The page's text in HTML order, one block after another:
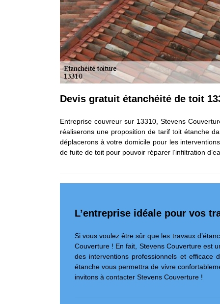
Devis gratuit étanchéité de toit
Entreprise couvreur sur 13310, Stevens
réaliserons une proposition de tarif toit étanche
déplacerons à votre domicile pour les
de fuite de toit pour pouvoir réparer l’infiltration
L’entreprise idéale pour vos
Si vous voulez être sûr que les travaux
Couverture ! En fait, Stevens Couverture est
des interventions professionnels et efficace
étanche vous permettra de vivre
invitons à contacter Stevens Couverture !